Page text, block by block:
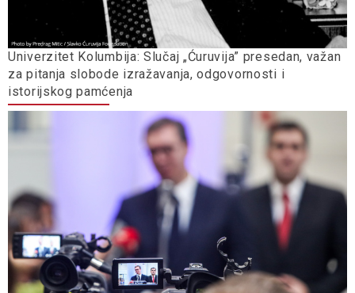
Univerzitet Kolumbija: Slučaj „Ćuruvija” presedan, važan
za pitanja slobode izražavanja, odgovornosti i
istorijskog pamćenja